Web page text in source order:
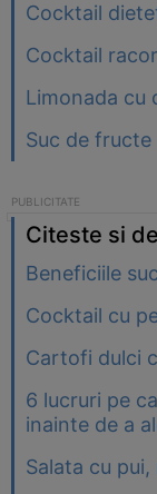
Cocktail
Cocktail
Limonada cu
Suc de fructe
Citeste si
Beneficiile
Cocktail cu
Cartofi dulci
6 lucruri pe
inainte de a
Salata cu